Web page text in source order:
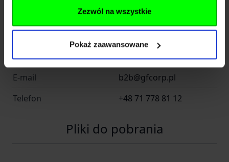
Zezwól na wszystkie
Pokaż zaawansowane
Jana Długosza 42-46
Miasto
Wrocław
E-mail
b2b@gfcorp.pl
Telefon
+48 71 778 81 12
Pliki do pobrania